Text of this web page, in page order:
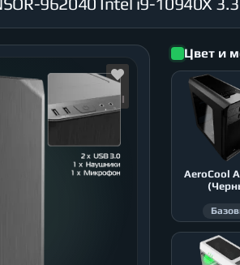
Цвет и
AeroСool